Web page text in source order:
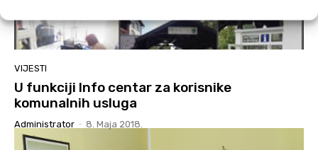
VIJESTI
U funkciji Info centar za korisnike
komunalnih usluga
Administrator - 8. Maja 2018.